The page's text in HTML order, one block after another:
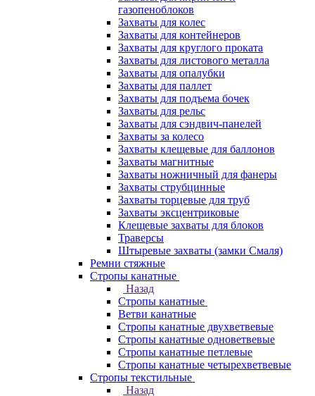
газопеноблоков
Захваты для колес
Захваты для контейнеров
Захваты для круглого проката
Захваты для листового металла
Захваты для опалубки
Захваты для паллет
Захваты для подъема бочек
Захваты для рельс
Захваты для сэндвич-панелей
Захваты за колесо
Захваты клещевые для баллонов
Захваты магнитные
Захваты ножничный для фанеры
Захваты струбцинные
Захваты торцевые для труб
Захваты эксцентриковые
Клещевые захваты для блоков
Траверсы
Штыревые захваты (замки Смаля)
Ремни стяжные
Стропы канатные
Назад
Стропы канатные
Ветви канатные
Стропы канатные двухветвевые
Стропы канатные одноветвевые
Стропы канатные петлевые
Стропы канатные четырехветвевые
Стропы текстильные
Назад